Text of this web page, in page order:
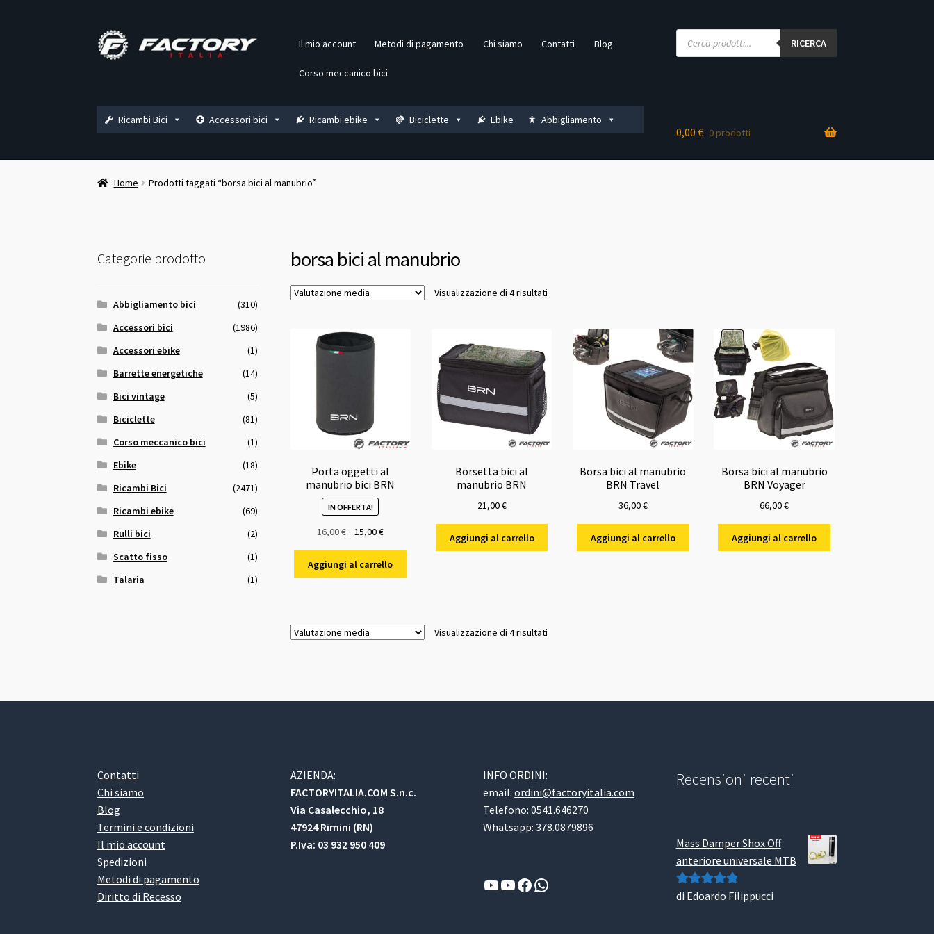
Vai
alla
Vai
al
Il mio account Metodi di pagamento Chi siamo Contatti Blog
Corso meccanico bici
Products
search RICERCA
Ricambi Bici Accessori bici Ricambi ebike Biciclette Ebike Abbigliamento
0,00 € 0 prodotti
Home Prodotti taggati “borsa bici al manubrio”
borsa bici al manubrio
Visualizzazione di 4 risultatiValutazione
Porta oggetti al
manubrio bici BRN
IN OFFERTA!
16,00€
originale
era:
15,00€Il
attuale
è:
Aggiungi al carrello
Borsetta bici al
manubrio BRN
21,00€
Aggiungi al carrello
Borsa bici al manubrio
BRN Travel
36,00€
Aggiungi al carrello
Borsa bici al manubrio
BRN Voyager
66,00€
Aggiungi al carrello
Visualizzazione di 4 risultatiValutazione
Categorie prodotto
Abbigliamento bici
(310)
Accessori bici
(1986)
Accessori ebike
(1)
Barrette energetiche
(14)
Bici vintage
(5)
Biciclette
(81)
Corso meccanico bici
(1)
Ebike
(18)
Ricambi Bici
(2471)
Ricambi ebike
(69)
Rulli bici
(2)
Scatto fisso
(1)
Talaria
(1)
Contatti
Chi siamo
Blog
Termini e condizioni
Il mio account
Spedizioni
Metodi di pagamento
Diritto di Recesso
AZIENDA:
FACTORYITALIA.COM S.n.c.
Via Casalecchio, 18
47924 Rimini (RN)
P.Iva: 03 932 950 409
INFO ORDINI:
email:ordini@factoryitalia.com
Telefono: 0541.646270
Whatsapp: 378.0879896
YouTube
YouTube
Facebook
WhatsApp
Recensioni recenti
Mass Damper Shox Off
anteriore universale MTB
Valutato5su
di Edoardo Filippucci